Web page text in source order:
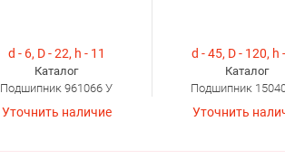
d - 6, D - 22, h - 11
Каталог
Подшипник 961066 У
Уточнить наличие
d - 45, D - 120, h
Каталог
Подшипник
Уточнить